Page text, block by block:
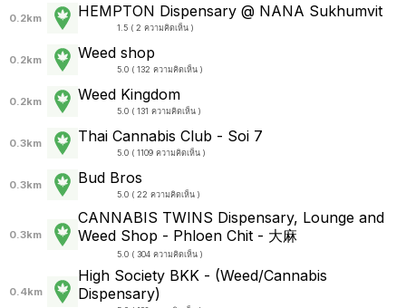
0.2km HEMPTON Dispensary @ NANA Sukhumvit
1.5 ( 2 ความคิดเห็น )
0.2km Weed shop
5.0 ( 132 ความคิดเห็น )
0.2km Weed Kingdom
5.0 ( 131 ความคิดเห็น )
0.3km Thai Cannabis Club - Soi 7
5.0 ( 1109 ความคิดเห็น )
0.3km Bud Bros
5.0 ( 22 ความคิดเห็น )
0.3km
CANNABIS TWINS Dispensary, Lounge and
Weed Shop - Phloen Chit - 大麻
5.0 ( 304 ความคิดเห็น )
0.4km
High Society BKK - (Weed/Cannabis
Dispensary)